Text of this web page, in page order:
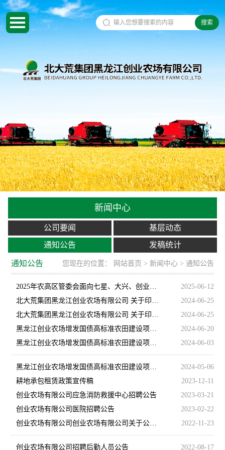
搜索
新闻中心
公司要闻
基层动态
通知公告
发稿统计
通知公告 您现在的位置： 网站首页 > 新闻中心 > 通知公告
2025年农高区管委会面向七星、大兴、创业、局直 定向招聘社区工作者方案
2025-06-12
北大荒集团黑龙江创业农场有限公司 关于印发《２０２４年黑龙江省创业农场有限公司防汛应急预案》的通知
2024-06-25
北大荒集团黑龙江创业农场有限公司 关于印发《2024年黑龙江省创业农场有限公司抗旱应急预案》的通知
2024-06-25
黑龙江创业农场增发国债高标准农田建设项目环境影响报告书全本及公众参与说明公示
2024-06-20
黑龙江创业农场增发国债高标准农田建设项目环境影响评价报告书征求意见稿公示
2024-06-03
黑龙江创业农场增发国债高标准农田建设项目 环境影响评价一次公示
2024-05-06
耕地承包租赁政策宣传稿
2023-12-11
创业农场有限公司应急消防救援中心招聘公告
2023-03-21
创业农场有限公司医院招聘公告
2023-02-22
创业农场有限公司创业农场有限公司关于公开征集大米品牌名称、标识和广告语的启事
2022-11-23
创业农场有限公司招聘后勤人员公告 2022-08-17